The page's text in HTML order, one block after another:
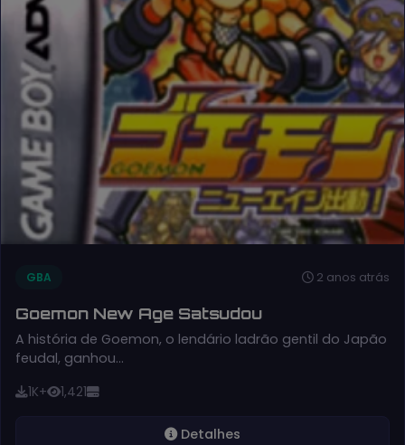
GBA 2 anos atrás
Goemon New Age Satsudou
A história de Goemon, o lendário ladrão gentil do Japão
feudal, ganhou…
1K+ 1,421
Detalhes